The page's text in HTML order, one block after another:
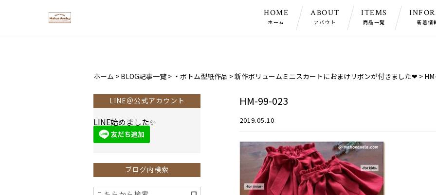
HOME
ホーム
ABOUT
アバウト
ITEMS
商品一覧 新着情
ホーム > BLOG記事一覧 > ・ボトム型紙作品 >新作ボリュームミニスカートにおまけリボンが付きました❤ >
HM-99-023
2019.05.10
LINE＠公式アカウント
LINE始めました✨
ブログ内検索